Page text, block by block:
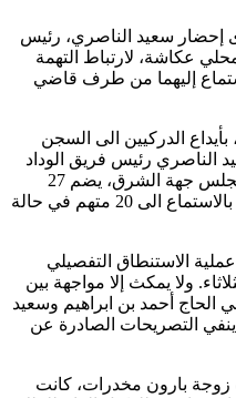
تمغربيت 24, أنه جرى إحضار سعيد الناصري، رئيس
عكاشة، لارتباط التهمة
إليهما من طرف قاضي
بأيداع الدركيين الى السجن
رئيس فريق الوداد
الرياضي، وعبد النبي بعيوي رئيس مجلس جهة الشرق، يضم 27
متهما، في كان قاضي التحقيق يقوم بالاستماع الى 20 متهم في حالة
الاستنطاق التفصيلي
أمس الثلاثاء. ولا يمكث إلا مواجهة بين
الحاج أحمد بن ابراهيم وسعيد
التصريحات الصادرة عن
زوجة بارون مخدرات، كانت